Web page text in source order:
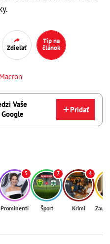
Zdieľať
Tip na
článok
Vaše
Pridať
5
Prominenti
7
Šport
4
Krimi